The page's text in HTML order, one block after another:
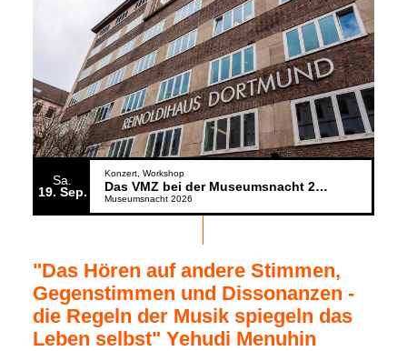
Sa.
19 Sep.
Konzert Workshop
Das VMZ bei der Museumsnacht 2026
Museumsnacht 2026
"Das Hören auf andere Stimmen,
Gegenstimmen und Dissonanzen -
die Regeln der Musik spiegeln das
Leben selbst" Yehudi Menuhin